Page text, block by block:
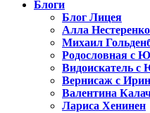
Блоги
Блог Лицея
Алла Нестеренко
Михаил
Родословная с
Видоискатель
Вернисаж с
Валентина
Лариса Хенинен